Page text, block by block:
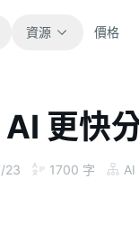
資源 價格
更快
23 1700 字